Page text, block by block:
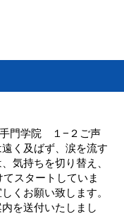
門学院 １−２ご声
く及ばず、涙を流す
気持ちを切り替え、
スタートしていま
くお願い致します。
を送付いたしまし